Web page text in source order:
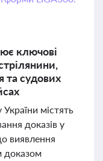
ключові
та судових
містять
доказів у
виявлення
доказом